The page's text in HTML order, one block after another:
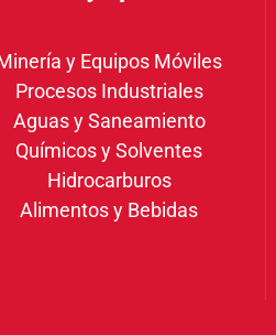
y Equipos Móviles
Procesos Industriales
Aguas y Saneamiento
Químicos y Solventes
Hidrocarburos
Alimentos y Bebidas